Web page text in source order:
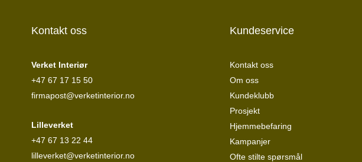
Kontakt oss
Verket Interiør
+47 67 17 15 50
firmapost@verketinterior.no
Lilleverket
+47 67 13 22 44
lilleverket@verketinterior.no
Kundeservice
Kontakt oss
Om oss
Kundeklubb
Prosjekt
Hjemmebefaring
Kampanjer
Ofte stilte spørsmål